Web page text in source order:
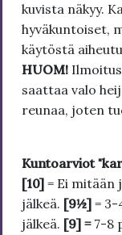
kuvista näkyy.
hyväkuntoiset,
käytöstä
HUOM!
saattaa valo
reunaa, joten
Kuntoarviot
[10] = Ei mitään
jälkeä. [9½] = 3-
jälkeä. [9] = 7-8